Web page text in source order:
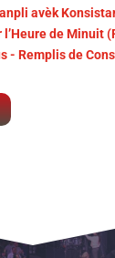
avèk
de Minuit
- Remplis de